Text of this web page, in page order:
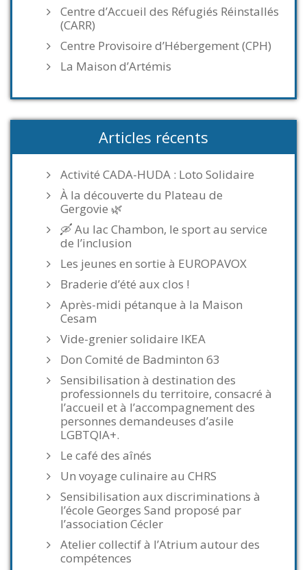
Centre d’Accueil des Réfugiés Réinstallés
(CARR)
Centre Provisoire d’Hébergement (CPH)
La Maison d’Artémis
Articles récents
Activité CADA-HUDA : Loto Solidaire
À la découverte du Plateau de
Gergovie 🌿
🛶 Au lac Chambon, le sport au service
de l’inclusion
Les jeunes en sortie à EUROPAVOX
Braderie d’été aux clos !
Après-midi pétanque à la Maison
Cesam
Vide-grenier solidaire IKEA
Don Comité de Badminton 63
Sensibilisation à destination des
professionnels du territoire, consacré à
l’accueil et à l’accompagnement des
personnes demandeuses d’asile
LGBTQIA+.
Le café des aînés
Un voyage culinaire au CHRS
Sensibilisation aux discriminations à
l’école Georges Sand proposé par
l’association Cécler
Atelier collectif à l’Atrium autour des
compétences